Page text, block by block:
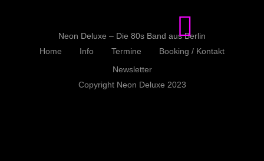
Neon Deluxe – Die 80s Band aus Berlin
Home
Info Termine
Booking / Kontakt
Newsletter
Copyright Neon Deluxe 2023